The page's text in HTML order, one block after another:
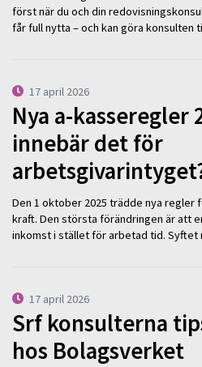
först när du och din
får full nytta – och kan göra konsulten
17 april 2026
Nya a-kasseregler
innebär det för
Den 1 oktober 2025 trädde nya
kraft. Den största förändringen är att
inkomst i stället för arbetad tid.
17 april 2026
Srf konsulterna
hos Bolagsverket